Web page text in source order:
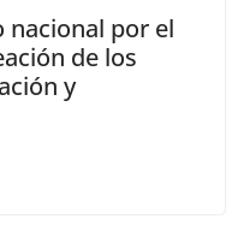
nacional por el
de los
y